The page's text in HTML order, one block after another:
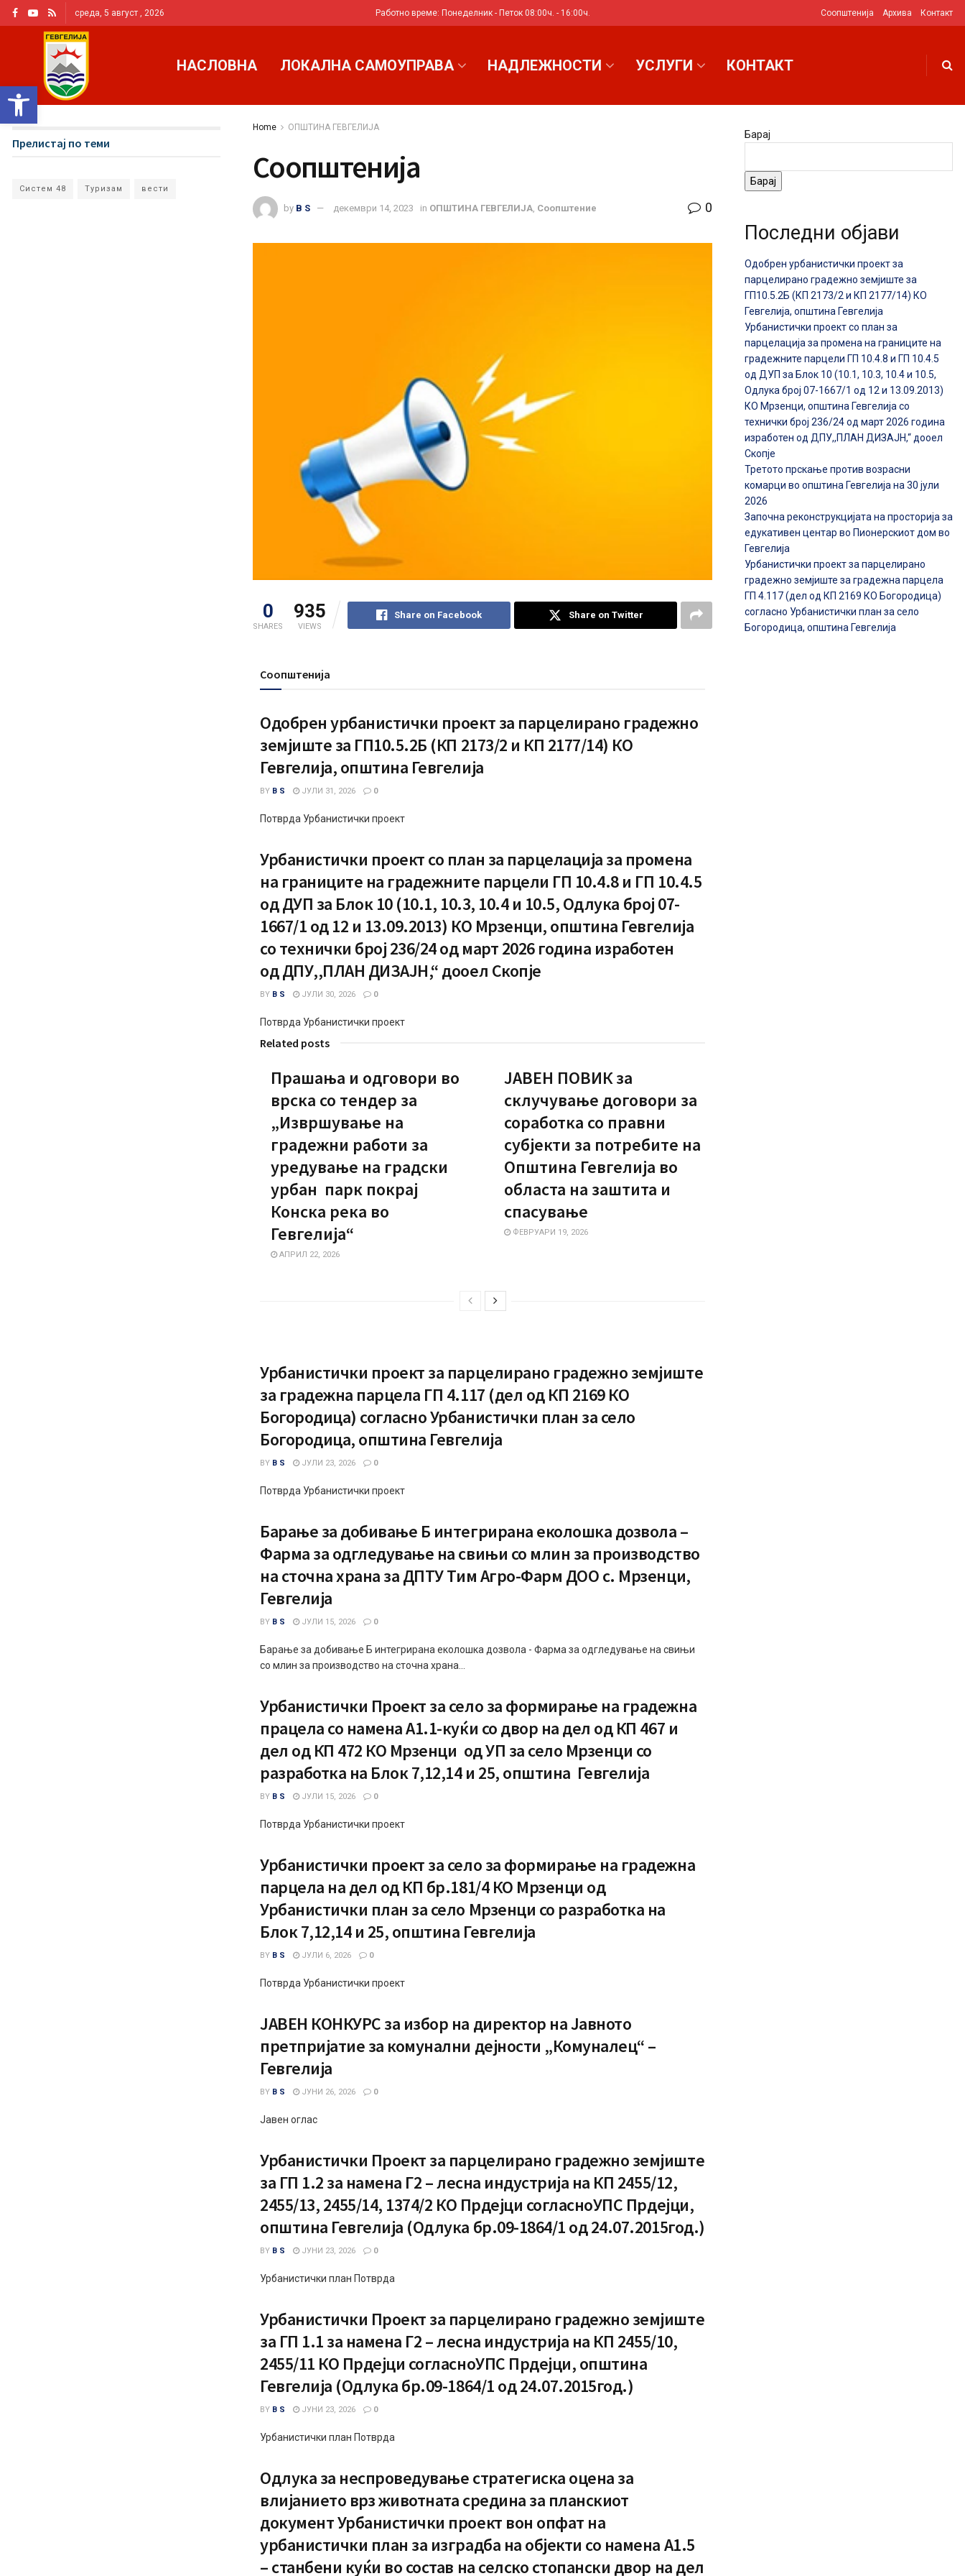
Open toolbar
среда, 5 август , 2026 Работно време: Понеделник - Петок 08:00ч. - 16:00ч. Соопштенија Архива Контакт
НАСЛОВНА ЛОКАЛНА САМОУПРАВА НАДЛЕЖНОСТИ УСЛУГИ КОНТАКТ
Home ОПШТИНА ГЕВГЕЛИЈА
Соопштенија
by B S декември 14, 2023 in ОПШТИНА ГЕВГЕЛИЈА Соопштениe 0
0
SHARES
935
VIEWS
Share on Facebook Share on Twitter
Соопштенија
Одобрен урбанистички проект за парцелирано градежно
земјиште за ГП10.5.2Б (КП 2173/2 и КП 2177/14) КО
Гевгелија, општина Гевгелија
BY B S ЈУЛИ 31, 2026 0
Потврда Урбанистички проект
Урбанистички проект со план за парцелација за промена
на границите на градежните парцели ГП 10.4.8 и ГП 10.4.5
од ДУП за Блок 10 (10.1, 10.3, 10.4 и 10.5, Одлука број 07-
1667/1 од 12 и 13.09.2013) КО Мрзенци, општина Гевгелија
со технички број 236/24 од март 2026 година изработен
од ДПУ,,ПЛАН ДИЗАЈН,“ дооел Скопје
BY B S ЈУЛИ 30, 2026 0
Потврда Урбанистички проект
Related posts
Прашања и одговори во
врска со тендер за
„Извршување на
градежни работи за
уредување на градски
урбан парк покрај
Конска река во
Гевгелија“
АПРИЛ 22, 2026
ЈАВЕН ПОВИК за
склучување договори за
соработка со правни
субјекти за потребите на
Општина Гевгелија во
областа на заштита и
спасување
ФЕВРУАРИ 19, 2026
Урбанистички проект за парцелирано градежно земјиште
за градежна парцела ГП 4.117 (дел од КП 2169 КО
Богородица) согласно Урбанистички план за село
Богородица, општина Гевгелија
BY B S ЈУЛИ 23, 2026 0
Потврда Урбанистички проект
Барање за добивање Б интегрирана еколошка дозвола –
Фарма за одгледување на свињи со млин за производство
на сточна храна за ДПТУ Тим Агро-Фарм ДОО с. Мрзенци,
Гевгелија
BY B S ЈУЛИ 15, 2026 0
Барање за добивање Б интегрирана еколошка дозвола - Фарма за одгледување на свињи
со млин за производство на сточна храна...
Урбанистички Проект за село за формирање на градежна
працела со намена А1.1-куќи со двор на дел од КП 467 и
дел од КП 472 КО Мрзенци од УП за село Мрзенци со
разработка на Блок 7,12,14 и 25, општина Гевгелија
BY B S ЈУЛИ 15, 2026 0
Потврда Урбанистички проект
Урбанистички проект за село за формирање на градежна
парцела на дел од КП бр.181/4 КО Мрзенци од
Урбанистички план за село Мрзенци со разработка на
Блок 7,12,14 и 25, општина Гевгелија
BY B S ЈУЛИ 6, 2026 0
Потврда Урбанистички проект
ЈАВЕН КОНКУРС за избор на директор на Јавното
претпријатие за комунални дејности „Комуналец“ –
Гевгелија
BY B S ЈУНИ 26, 2026 0
Јавен оглас
Урбанистички Проект за парцелирано градежно земјиште
за ГП 1.2 за намена Г2 – лесна индустрија на КП 2455/12,
2455/13, 2455/14, 1374/2 КО Прдејци согласноУПС Прдејци,
општина Гевгелија (Одлука бр.09-1864/1 од 24.07.2015год.)
BY B S ЈУНИ 23, 2026 0
Урбанистички план Потврда
Урбанистички Проект за парцелирано градежно земјиште
за ГП 1.1 за намена Г2 – лесна индустрија на КП 2455/10,
2455/11 КО Прдејци согласноУПС Прдејци, општина
Гевгелија (Одлука бр.09-1864/1 од 24.07.2015год.)
BY B S ЈУНИ 23, 2026 0
Урбанистички план Потврда
Одлука за неспроведување стратегиска оцена за
влијанието врз животната средина за планскиот
документ Урбанистички проект вон опфат на
урбанистички план за изградба на објекти со намена А1.5
– станбени куќи во состав на селско стопански двор на дел
Прелистај по теми
Систем 48 Туризам вести
Барај
Барај
Последни објави
Одобрен урбанистички проект за
парцелирано градежно земјиште за
ГП10.5.2Б (КП 2173/2 и КП 2177/14) КО
Гевгелија, општина Гевгелија
Урбанистички проект со план за
парцелација за промена на границите на
градежните парцели ГП 10.4.8 и ГП 10.4.5
од ДУП за Блок 10 (10.1, 10.3, 10.4 и 10.5,
Одлука број 07-1667/1 од 12 и 13.09.2013)
КО Мрзенци, општина Гевгелија со
технички број 236/24 од март 2026 година
изработен од ДПУ,,ПЛАН ДИЗАЈН,“ дооел
Скопје
Третото прскање против возрасни
комарци во општина Гевгелија на 30 јули
2026
Започна реконструкцијата на просторија за
едукативен центар во Пионерскиот дом во
Гевгелија
Урбанистички проект за парцелирано
градежно земјиште за градежна парцела
ГП 4.117 (дел од КП 2169 КО Богородица)
согласно Урбанистички план за село
Богородица, општина Гевгелија